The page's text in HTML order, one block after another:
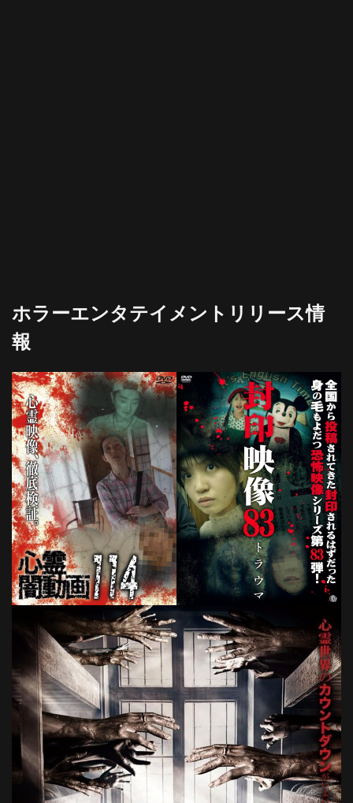
ホラーエンタテイメントリリース情
報